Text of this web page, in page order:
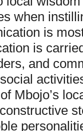
when
is
is
and
Mbojo’s